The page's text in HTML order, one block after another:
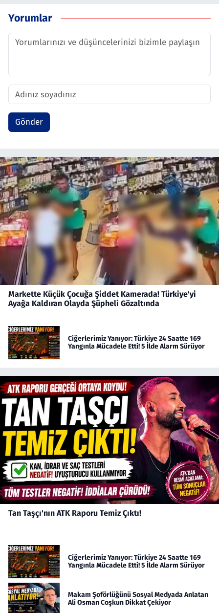
Yüksekova Askerlik Şube Başkanı ve
Şemdinli Koordinatörü olarak göreve yaptı.
Teşebbüsünde Yönetim Kurulu Üyeliği
görevinde bulunda. Akademi ile eş zamanlı
olarak Çalışma ve Sosyal Güvenlik Bakanlığı
SSCI, Scopus ve Uluslararası İndekslerce
Taranan Dergilerde yayınlanmış ve atıf almış
yüzden fazla makale ve bildiri, 8’i ekip
çalışması 12 kitap (ve bölüm) yazdı. Halen
birçok Sivil Toplum Kuruluşunda ve Mesleki
Organizasyonlarda Yönetim Kurulu Başkanı,
kurucu veya üye olarak yer almaktadır.
Yorumlar
Gönder
Markette Küçük Çocuğa Şiddet Kamerada! Türkiye'yi
Ayağa Kaldıran Olayda Şüpheli Gözaltında
Ciğerlerimiz Yanıyor: Türkiye 24 Saatte 169
Yangınla Mücadele Etti! 5 İlde Alarm Sürüyor
Tan Taşçı'nın ATK Raporu Temiz Çıktı!
Ciğerlerimiz Yanıyor: Türkiye 24 Saatte 169
Yangınla Mücadele Etti! 5 İlde Alarm Sürüyor
Makam Şoförlüğünü Sosyal Medyada Anlatan
Ali Osman Coşkun Dikkat Çekiyor